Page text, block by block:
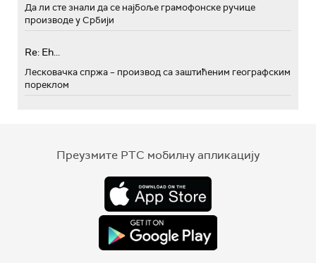
Да ли сте знали да се најбоље грамофонске ручице
производе у Србији
Re: Eh...
Лесковачка спржа – производ са заштићеним географским
пореклом
Преузмите РТС мобилну апликацију